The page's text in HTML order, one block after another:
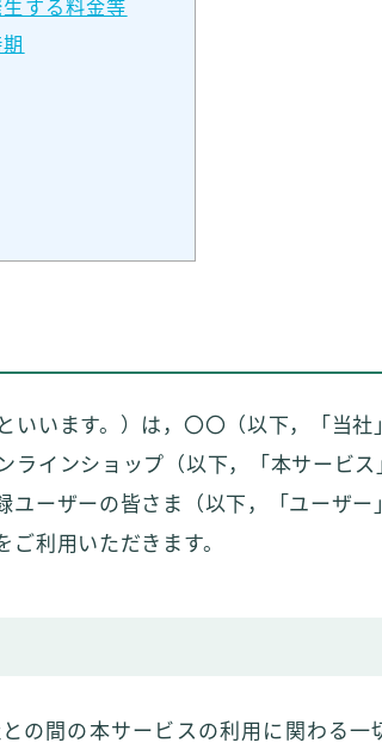
する料金等
いいます。）は，〇〇（以下，「当社
ラインショップ（以下，「本サービス
ユーザーの皆さま（以下，「ユーザー
利用いただきます。
の間の本サービスの利用に関わる一